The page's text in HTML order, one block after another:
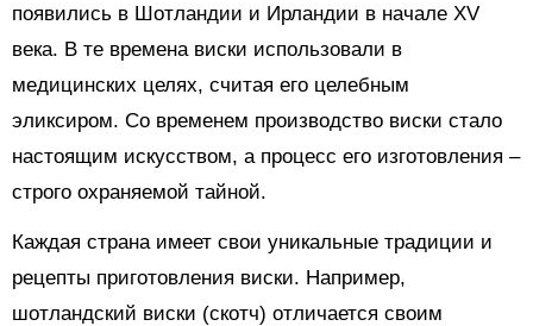
появились в Шотландии и Ирландии в начале XV
века. В те времена виски использовали в
медицинских целях, считая его целебным
эликсиром. Со временем производство виски стало
настоящим искусством, а процесс его изготовления –
строго охраняемой тайной.
Каждая страна имеет свои уникальные традиции и
рецепты приготовления виски. Например,
шотландский виски (скотч) отличается своим